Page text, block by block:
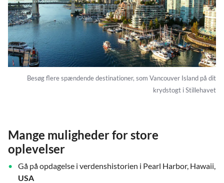
Besøg flere spændende destinationer, som Vancouver Island på dit
krydstogt i Stillehavet
Mange muligheder for store
oplevelser
Gå på opdagelse i verdenshistorien i Pearl Harbor, Hawaii,
USA